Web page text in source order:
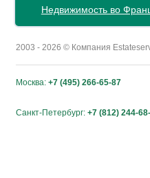
Недвижимость во
2003 - 2026 © Компания
Москва: +7 (495) 266-65-87
Санкт-Петербург: +7 (812) 244-